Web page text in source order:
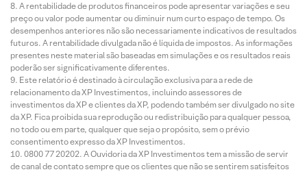
A rentabilidade de produtos financeiros pode apresentar variações e seu
preço ou valor pode aumentar ou diminuir num curto espaço de tempo. Os
desempenhos anteriores não são necessariamente indicativos de resultados
futuros. A rentabilidade divulgada não é líquida de impostos. As informações
presentes neste material são baseadas em simulações e os resultados reais
poderão ser significativamente diferentes.
Este relatório é destinado à circulação exclusiva para a rede de
relacionamento da XP Investimentos, incluindo assessores de
investimentos da XP e clientes da XP, podendo também ser divulgado no site
da XP. Fica proibida sua reprodução ou redistribuição para qualquer pessoa,
no todo ou em parte, qualquer que seja o propósito, sem o prévio
consentimento expresso da XP Investimentos.
0800 77 20202. A Ouvidoria da XP Investimentos tem a missão de servir
de canal de contato sempre que os clientes que não se sentirem satisfeitos